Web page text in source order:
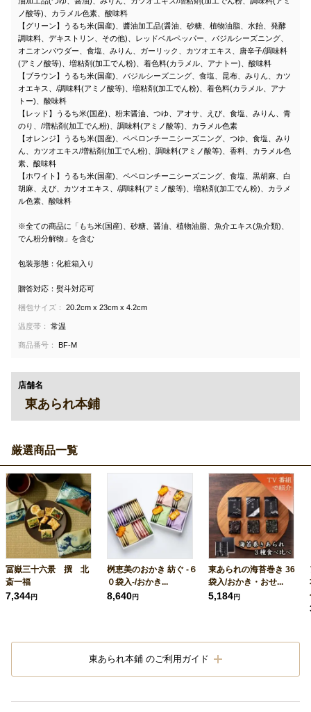
ノ酸等)、カラメル色素、酸味料
【グリーン】うるち米(国産)、醬油加工品(醤油、砂糖、植物油脂、水飴、発酵
調味料、デキストリン、その他)、レッドベルペッパー、バジルシーズニング、
オニオンパウダー、食塩、みりん、ガーリック、カツオエキス、唐辛子/調味料
(アミノ酸等)、増粘剤(加工でん粉)、着色料(カラメル、アナトー)、酸味料
【ブラウン】うるち米(国産)、バジルシーズニング、食塩、昆布、みりん、カツ
オエキス、/調味料(アミノ酸等)、増粘剤(加工でん粉)、着色料(カラメル、アナ
トー)、酸味料
【レッド】うるち米(国産)、粉末醤油、つゆ、アオサ、えび、食塩、みりん、青
のり、/増粘剤(加工でん粉)、調味料(アミノ酸等)、カラメル色素
【オレンジ】うるち米(国産)、ペペロンチーニシーズニング、つゆ、食塩、みり
ん、カツオエキス/増粘剤(加工でん粉)、調味料(アミノ酸等)、香料、カラメル色
素、酸味料
【ホワイト】うるち米(国産)、ペペロンチーニシーズニング、食塩、黒胡麻、白
胡麻、えび、カツオエキス、/調味料(アミノ酸等)、増粘剤(加工でん粉)、カラメ
ル色素、酸味料
※全ての商品に「もち米(国産)、砂糖、醤油、植物油脂、魚介エキス(魚介類)、
でん粉分解物」を含む
包装形態：化粧箱入り
贈答対応：熨斗対応可
梱包サイズ： 20.2cm x 23cm x 4.2cm
温度帯： 常温
商品番号： BF-M
店舗名
東あられ本鋪
厳選商品一覧
冨嶽三十六景 撰 北
斎一福
7,344円
桝恵美のおかき 紡ぐ -６
０袋入-/おかき...
8,640円
東あられの海苔巻き 36
袋入/おかき・おせ...
5,184円
東あられ本鋪 のご利用ガイド